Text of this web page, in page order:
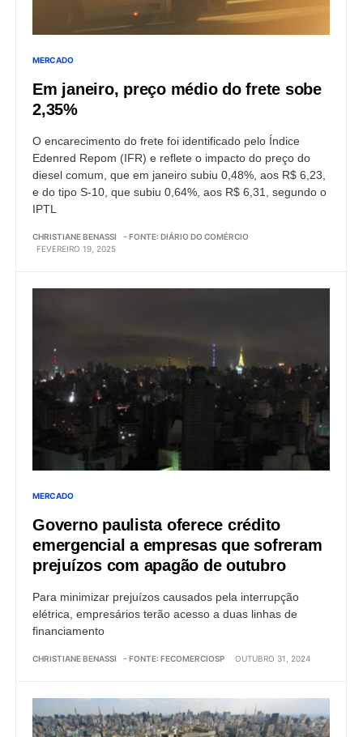
MERCADO
Em janeiro, preço médio do frete sobe
2,35%
O encarecimento do frete foi identificado pelo Índice
Edenred Repom (IFR) e reflete o impacto do preço do
diesel comum, que em janeiro subiu 0,48%, aos R$ 6,23,
e do tipo S-10, que subiu 0,64%, aos R$ 6,31, segundo o
IPTL
CHRISTIANE BENASSI
- FONTE: DIÁRIO DO COMÉRCIO
FEVEREIRO 19, 2025
MERCADO
Governo paulista oferece crédito
emergencial a empresas que sofreram
prejuízos com apagão de outubro
Para minimizar prejuízos causados pela interrupção
elétrica, empresários terão acesso a duas linhas de
financiamento
CHRISTIANE BENASSI - FONTE: FECOMERCIOSP OUTUBRO 31, 2024